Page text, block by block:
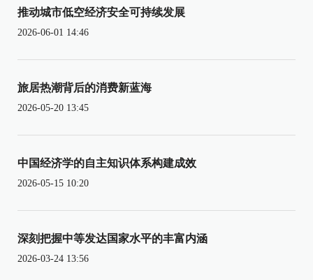
推动城市低空经济安全可持续发展
2026-06-01 14:46
旅居热潮背后的消费新蓝海
2026-05-20 13:45
中国经济学的自主知识体系构建成效
2026-05-15 10:20
深刻把握中等发达国家水平的丰富内涵
2026-03-24 13:56